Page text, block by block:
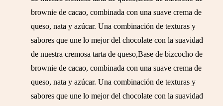
brownie de cacao, combinada con una suave crema de
queso, nata y azúcar. Una combinación de texturas y
sabores que une lo mejor del chocolate con la suavidad
de nuestra cremosa tarta de queso,Base de bizcocho de
brownie de cacao, combinada con una suave crema de
queso, nata y azúcar. Una combinación de texturas y
sabores que une lo mejor del chocolate con la suavidad